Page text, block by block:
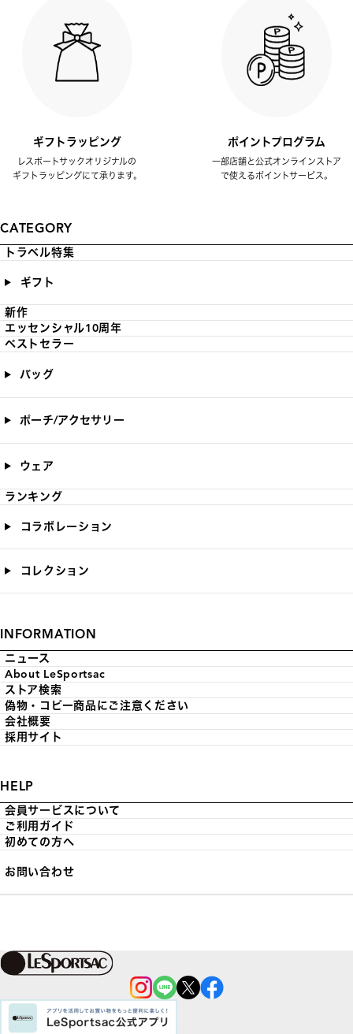
ギフトラッピング
レスポートサックオリジナルの
ギフトラッピングにて承ります。
ポイントプログラム
一部店舗と公式オンラインストア
で使えるポイントサービス。
CATEGORY
トラベル特集
ギフト
新作
エッセンシャル10周年
ベストセラー
バッグ
ポーチ/アクセサリー
ウェア
ランキング
コラボレーション
コレクション
INFORMATION
ニュース
About LeSportsac
ストア検索
偽物・コピー商品にご注意ください
会社概要
採用サイト
HELP
会員サービスについて
ご利用ガイド
初めての方へ
お問い合わせ